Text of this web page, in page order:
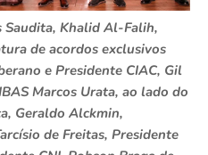
Khalid Al-Falih,
de acordos exclusivos
e Presidente CIAC, Gil
Marcos Urata, ao lado do
Geraldo Alckmin,
de Freitas, Presidente